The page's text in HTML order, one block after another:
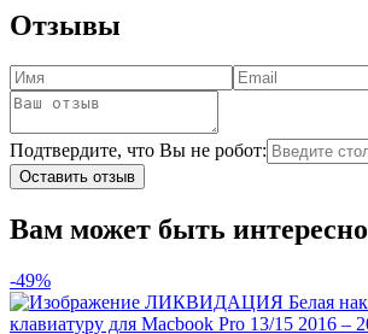
Отзывы
Подтвердите, что Вы не робот:
Оставить отзыв
Вам может быть интересно
-49%